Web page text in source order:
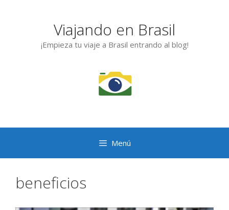
Viajando en Brasil
¡Empieza tu viaje a Brasil entrando al blog!
Menú
beneficios